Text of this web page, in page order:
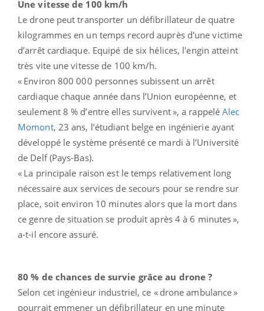
Une vitesse de 100 km/h
Le drone peut transporter un défibrillateur de quatre
kilogrammes en un temps record auprès d'une victime
d’arrêt cardiaque. Equipé de six hélices, l'engin atteint
très vite une vitesse de 100 km/h.
« Environ 800 000 personnes subissent un arrêt
cardiaque chaque année dans l’Union européenne, et
seulement 8 % d’entre elles survivent », a rappeléAlec
Momont, 23 ans, l’étudiant belge en ingénierie ayant
développé le système présenté ce mardi à l’Université
de Delf (Pays-Bas).
« La principale raison est le temps relativement long
nécessaire aux services de secours pour se rendre sur
place, soit environ 10 minutes alors que la mort dans
ce genre de situation se produit après 4 à 6 minutes»,
a-t-il encore assuré.
80 % de chances de survie grâce au drone ?
Selon cet ingénieur industriel, ce « drone ambulance »
pourrait emmener un défibrillateur en une minute